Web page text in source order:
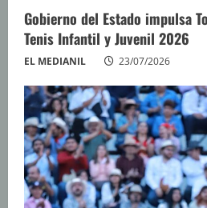
Gobierno del Estado impulsa
Tenis Infantil y Juvenil 2026
EL MEDIANIL 23/07/2026